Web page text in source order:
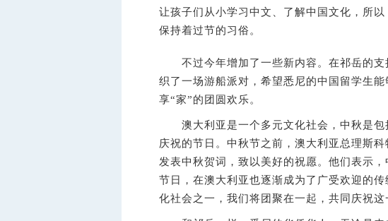
让孩子们从小学习中文、了解中国文化，所
保持着过节的习俗。
不过今年增加了一些新内容。在祁岳的支
织了一场游船派对，希望悉尼的中国留学生
享“家”的团圆欢乐。
澳大利亚是一个多元文化社会，中秋是包
庆祝的节日。中秋节之前，澳大利亚总理斯
发表中秋贺词，致以美好的祝愿。他们表示
节日，在澳大利亚也逐渐成为了广受欢迎的
化社会之一，我们将团聚在一起，共同庆祝这